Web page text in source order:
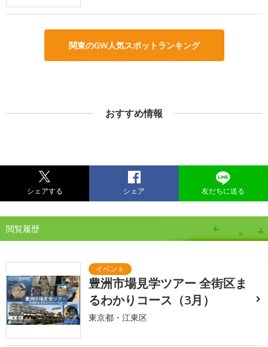
関東のGW人気スポットランキング
おすすめ情報
シェアする シェア 友だちに送る
閲覧履歴
豊洲市場見学ツアー 全街区ま
るわかりコース（3月）
東京都・江東区